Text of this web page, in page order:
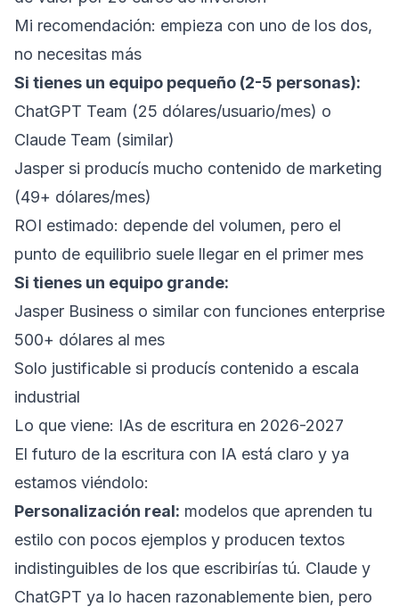
Mi recomendación: empieza con uno de los dos,
no necesitas más
Si tienes un equipo pequeño (2-5 personas):
ChatGPT Team (25 dólares/usuario/mes) o
Claude Team (similar)
Jasper si producís mucho contenido de marketing
(49+ dólares/mes)
ROI estimado: depende del volumen, pero el
punto de equilibrio suele llegar en el primer mes
Si tienes un equipo grande:
Jasper Business o similar con funciones enterprise
500+ dólares al mes
Solo justificable si producís contenido a escala
industrial
Lo que viene: IAs de escritura en 2026-2027
El futuro de la escritura con IA está claro y ya
estamos viéndolo:
Personalización real: modelos que aprenden tu
estilo con pocos ejemplos y producen textos
indistinguibles de los que escribirías tú. Claude y
ChatGPT ya lo hacen razonablemente bien, pero